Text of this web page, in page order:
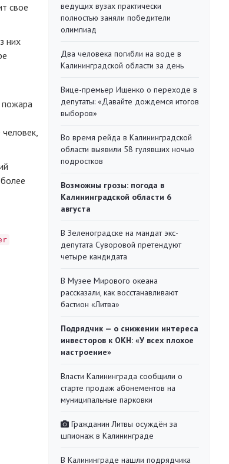
свое
них
пожара
ведущих вузах практически
полностью заняли победители
олимпиад
Два человека погибли на воде в
Калининградской области за день
Вице-премьер Ищенко о переходе в
депутаты: «Давайте дождемся итогов
выборов»
Во время рейда в Калининградской
области выявили 58 гулявших ночью
подростков
Возможны грозы: погода в
Калининградской области 6
августа
В Зеленоградске на мандат экс-
депутата Суворовой претендуют
четыре кандидата
В Музее Мирового океана
рассказали, как восстанавливают
бастион «Литва»
Подрядчик — о снижении интереса
инвесторов к ОКН: «У всех плохое
настроение»
Власти Калининграда сообщили о
старте продаж абонементов на
муниципальные парковки
Гражданин Литвы осуждён за
шпионаж в Калининграде
В Калининграде нашли подрядчика